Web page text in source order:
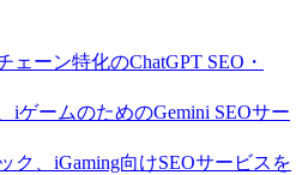
ェーン特化のChatGPT SEO・
iゲームのためのGemini SEOサー
ク、iGaming向けSEOサービスを